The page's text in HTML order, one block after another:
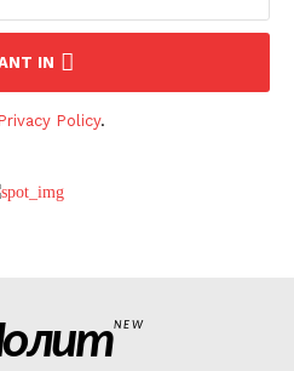
IN
Privacy Policy.
NEW